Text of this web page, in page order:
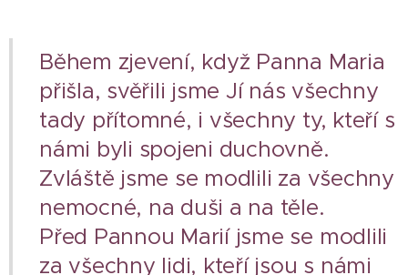
Během zjevení, když Panna Maria
přišla, svěřili jsme Jí nás všechny
tady přítomné, i všechny ty, kteří s
námi byli spojeni duchovně.
Zvláště jsme se modlili za všechny
nemocné, na duši a na těle.
Před Pannou Marií jsme se modlili
za všechny lidi, kteří jsou s námi